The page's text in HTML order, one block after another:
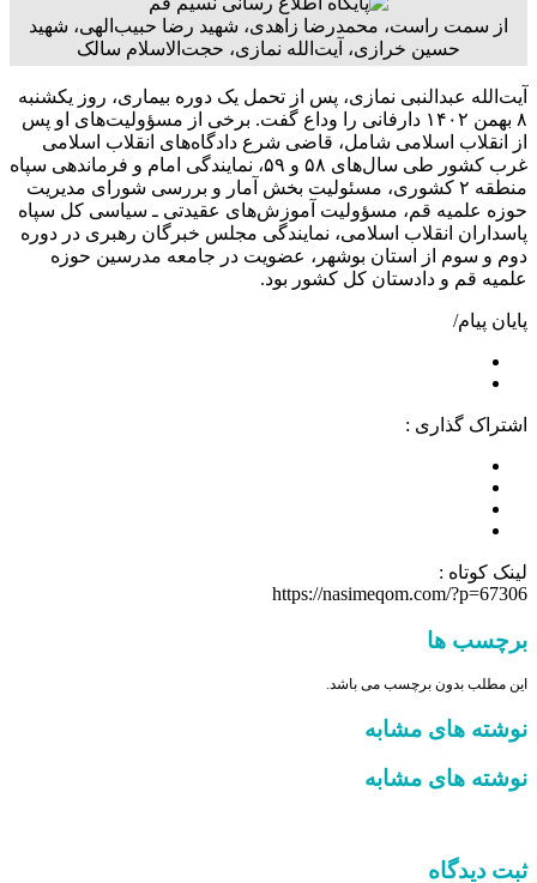
از سمت راست، محمدرضا زاهدی، شهید رضا حبیب‌الهی، شهید
حسین خرازی، آیت‌الله نمازی، حجت‌الاسلام سالک
آیت‌الله عبدالنبی نمازی، پس از تحمل یک دوره بیماری، روز یکشنبه
۸ بهمن ۱۴۰۲ دارفانی را وداع گفت. برخی‌ از مسؤولیت‌های‌ او پس‌
از انقلاب‌ اسلامی‌ شامل، قاضی‌ شرع‌ دادگاه‌های‌ انقلاب‌ اسلامی
غرب‌ کشور طی‌ سال‌های‌ ۵۸ و ۵۹، نمایندگی‌ امام‌ و فرماندهی‌ سپاه‌
منطقه‌ ۲ کشوری‌، مسئولیت‌ بخش‌ آمار و بررسی‌ شورای‌ مدیریت‌
حوزه‌ علمیه‌ قم‌، مسؤولیت‌ آموزش‌های‌ عقیدتی‌ ـ سیاسی‌ کل‌ سپاه‌
پاسداران‌ انقلاب‌ اسلامی‌، نمایندگی‌ مجلس‌ خبرگان‌ رهبری‌ در دوره‌
دوم‌ و سوم‌ از استان‌ بوشهر، عضویت‌ در جامعه‌ مدرسین‌ حوزه‌
علمیه‌ قم‌ و دادستان‌ کل‌ کشور بود.
پایان پیام/
اشتراک گذاری :
لینک کوتاه :
https://nasimeqom.com/?p=67306
برچسب ها
این مطلب بدون برچسب می باشد.
نوشته های مشابه
نوشته های مشابه
ثبت دیدگاه